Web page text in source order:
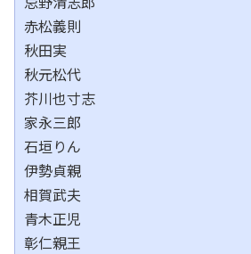
赤松義則
秋田実
秋元松代
芥川也寸志
家永三郎
石垣りん
伊勢貞親
相賀武夫
青木正児
彰仁親王